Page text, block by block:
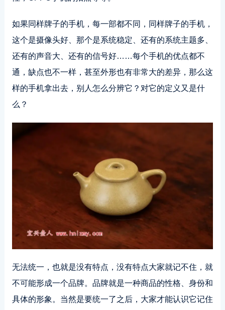
如果同样牌子的手机，每一部都不同，同样牌子的手机，
这个是摄像头好、那个是系统稳定、还有的系统主题多、
还有的声音大、还有的信号好……每个手机的优点都不
通，缺点也不一样，甚至外形也有非常大的差异，那么这
样的手机拿出去，别人怎么分辨它？对它的定义又是什
么？
无法统一，也就是没有特点，没有特点大家就记不住，就
不可能形成一个品牌。品牌就是一种商品的性格、身份和
具体的形象。当然是要统一了之后，大家才能认识它记住